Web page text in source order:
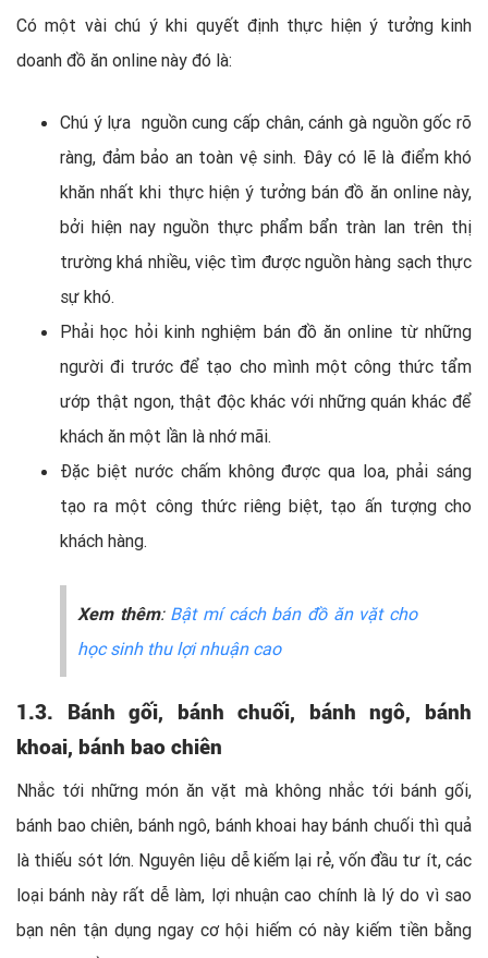
Có một vài chú ý khi quyết định thực hiện ý tưởng kinh
doanh đồ ăn online này đó là:
Chú ý lựa nguồn cung cấp chân, cánh gà nguồn gốc rõ
ràng, đảm bảo an toàn vệ sinh. Đây có lẽ là điểm khó
khăn nhất khi thực hiện ý tưởng bán đồ ăn online này,
bởi hiện nay nguồn thực phẩm bẩn tràn lan trên thị
trường khá nhiều, việc tìm được nguồn hàng sạch thực
sự khó.
Phải học hỏi kinh nghiệm bán đồ ăn online từ những
người đi trước để tạo cho mình một công thức tẩm
ướp thật ngon, thật độc khác với những quán khác để
khách ăn một lần là nhớ mãi.
Đặc biệt nước chấm không được qua loa, phải sáng
tạo ra một công thức riêng biệt, tạo ấn tượng cho
khách hàng.
Xem thêm: Bật mí cách bán đồ ăn vặt cho
học sinh thu lợi nhuận cao
1.3. Bánh gối, bánh chuối, bánh ngô, bánh
khoai, bánh bao chiên
Nhắc tới những món ăn vặt mà không nhắc tới bánh gối,
bánh bao chiên, bánh ngô, bánh khoai hay bánh chuối thì quả
là thiếu sót lớn. Nguyên liệu dễ kiếm lại rẻ, vốn đầu tư ít, các
loại bánh này rất dễ làm, lợi nhuận cao chính là lý do vì sao
bạn nên tận dụng ngay cơ hội hiếm có này kiếm tiền bằng